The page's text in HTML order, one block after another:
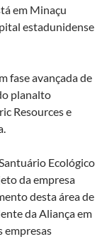
em Minaçu
estadunidense
fase avançada de
planalto
Resources e
Ecológico
da empresa
desta área de
da Aliança em
empresas